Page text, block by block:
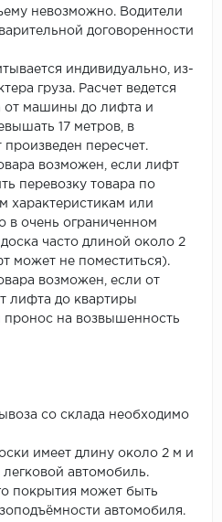
невозможно. Водители
договоренности
индивидуально, из-
груза. Расчет ведется
от машины до лифта и
17 метров, в
пересчет.
возможен, если лифт
перевозку товара по
характеристикам или
в очень ограниченном
часто длиной около 2
может не поместиться).
возможен, если от
лифта до квартиры
пронос на возвышенность
со склада необходимо
имеет длину около 2 м и
автомобиль.
покрытия может быть
автомобиля.